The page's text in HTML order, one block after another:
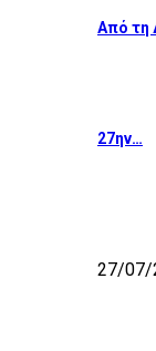
Από τη
27ην…
27/07/